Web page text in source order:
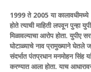
1999 ते 2005 या
होते त्याची माहिती लपवून पुन्हा
मिळावल्याचा आरोप होता. युपीए
घोटाळ्याचे नाव प्रामुख्याने घेतले
संदर्भात पंतप्रधान मनमोहन सिंह
करण्यात आला होता. याच